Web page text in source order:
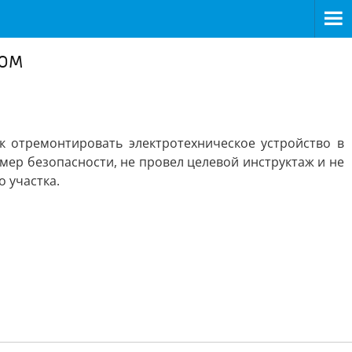
электротехническое устройство в
безопасности, не провел целевой инструктаж и не
участка.